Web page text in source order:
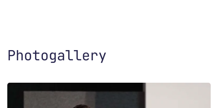
Photogallery